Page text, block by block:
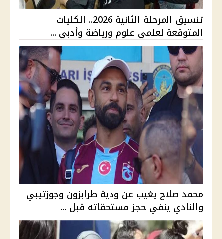
تنسيق المرحلة الثانية 2026.. الكليات
المتوقعة لعلمي علوم ورياضة وأدبي ...
محمد صلاح يغيب عن ودية طرابزون وجوزتيبي
والنادي ينفي حجز مستحقاته قبل ...